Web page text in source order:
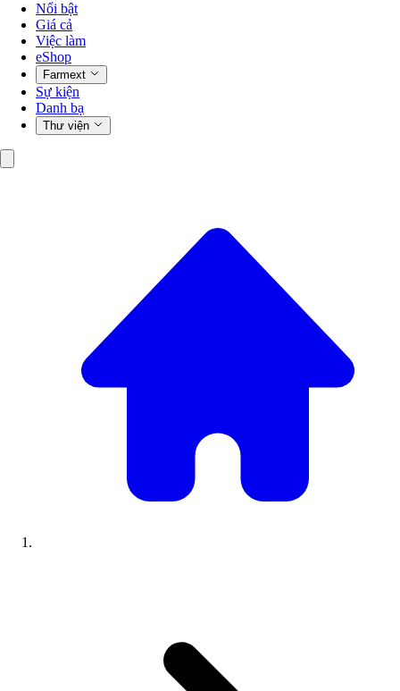
Nổi bật
Giá cả
Việc làm
eShop
Farmext
Sự kiện
Danh bạ
Thư viện